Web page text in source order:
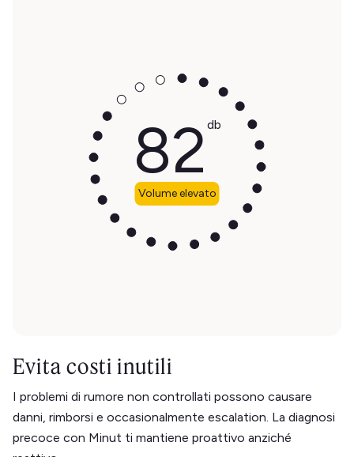
82 db
Volume elevato
Evita costi inutili
I problemi di rumore non controllati possono causare
danni, rimborsi e occasionalmente escalation. La diagnosi
precoce con Minut ti mantiene proattivo anziché